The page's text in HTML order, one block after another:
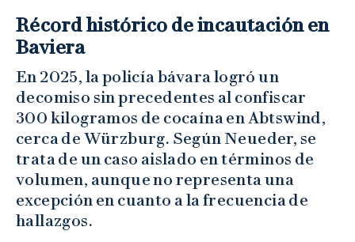
Récord histórico de incautación en
Baviera
En 2025, la policía bávara logró un
decomiso sin precedentes al confiscar
300 kilogramos de cocaína en Abtswind,
cerca de Würzburg. Según Neueder, se
trata de un caso aislado en términos de
volumen, aunque no representa una
excepción en cuanto a la frecuencia de
hallazgos.